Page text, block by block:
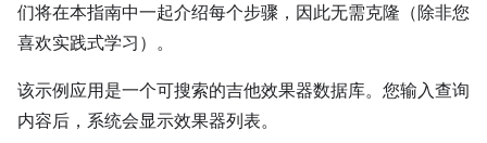
们将在本指南中一起介绍每个步骤，因此无需克隆（除非您
喜欢实践式学习）。
该示例应用是一个可搜索的吉他效果器数据库。您输入查询
内容后，系统会显示效果器列表。